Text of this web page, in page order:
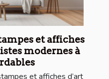
et affiches
modernes à
et affiches d’art